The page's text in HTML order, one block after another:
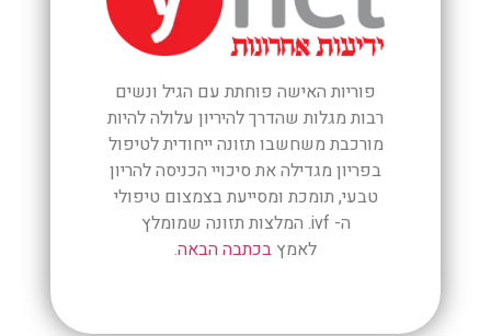
פוריות האישה פוחתת עם הגיל ונשים
רבות מגלות שהדרך להיריון עלולה להיות
מורכבת משחשבו תזונה ייחודית לטיפול
בפריון מגדילה את סיכויי הכניסה להריון
טבעי, תומכת ומסייעת בצמצום טיפולי
ה- ivf. המלצות תזונה שמומלץ
לאמץבכתבה הבאה.